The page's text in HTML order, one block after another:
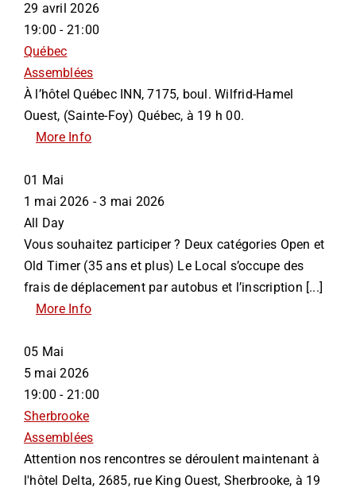
29 avril 2026
19:00 - 21:00
Québec
Assemblées
À l’hôtel Québec INN, 7175, boul. Wilfrid-Hamel
Ouest, (Sainte-Foy) Québec, à 19 h 00.
More Info
01 Mai
1 mai 2026 - 3 mai 2026
All Day
Vous souhaitez participer ? Deux catégories Open et
Old Timer (35 ans et plus) Le Local s’occupe des
frais de déplacement par autobus et l’inscription [...]
More Info
05 Mai
5 mai 2026
19:00 - 21:00
Sherbrooke
Assemblées
Attention nos rencontres se déroulent maintenant à
l'hôtel Delta, 2685, rue King Ouest, Sherbrooke, à 19